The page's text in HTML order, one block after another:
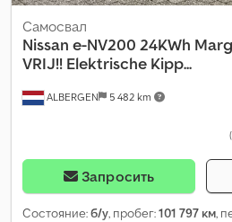
ALBERGEN 5 482 km
Самосвал
Nissan e-NV200 24KWh
VRIJ!! Elektrische Kipp...
Запросить
Состояние:б/у, пробег:101 797 км,